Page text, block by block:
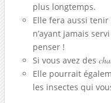
plus longtemps.
Elle fera aussi
n’ayant jamais
penser !
Si vous avez des
Elle pourrait
les insectes qui